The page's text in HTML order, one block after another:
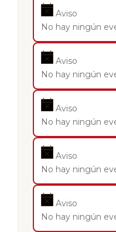
Aviso
No hay ningún
Aviso
No hay ningún
Aviso
No hay ningún
Aviso
No hay ningún
Aviso
No hay ningún